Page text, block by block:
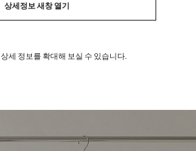
상세정보 새창 열기
상세 정보를 확대해 보실 수 있습니다.